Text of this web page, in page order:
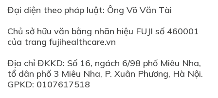
Đại diện theo pháp luật: Ông Võ Văn Tài
Chủ sở hữu văn bằng nhãn hiệu FUJI số 460001
của trang fujihealthcare.vn
Địa chỉ ĐKKD: Số 16, ngách 6/98 phố Miêu Nha,
tổ dân phố 3 Miêu Nha, P. Xuân Phương, Hà Nội.
GPKD: 0107617518